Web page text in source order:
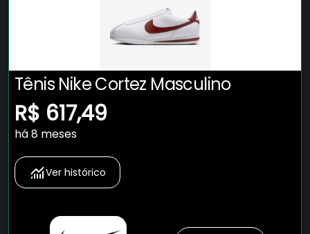
Tênis Nike Cortez Masculino
R$ 617,49
há 8 meses
Ver histórico